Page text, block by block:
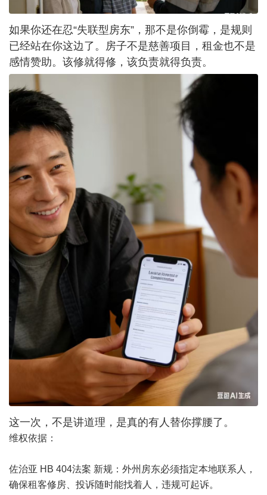
如果你还在忍“失联型房东”，那不是你倒霉，是规则
已经站在你这边了。房子不是慈善项目，租金也不是
感情赞助。该修就得修，该负责就得负责。
这一次，不是讲道理，是真的有人替你撑腰了。
维权依据：
佐治亚 HB 404法案 新规：外州房东必须指定本地联系人，
确保租客修房、投诉随时能找着人，违规可起诉。